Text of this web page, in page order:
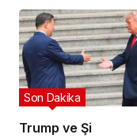
Trump ve Şi
Son Dakika